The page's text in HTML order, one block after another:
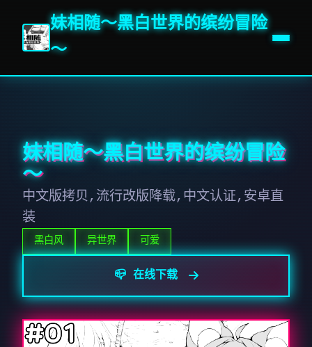
妹相随～黑白世界的缤纷冒险
～
妹相随～黑白世界的缤纷冒险
～
中文版拷贝,流行改版降载,中文认证,安卓直
装
黑白风 异世界 可爱
📪 在线下载